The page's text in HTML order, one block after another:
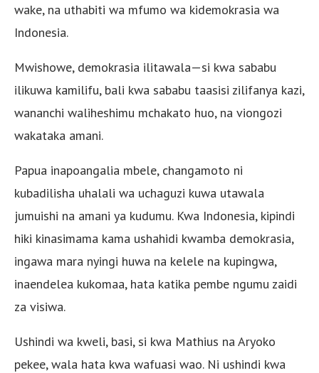
wake, na uthabiti wa mfumo wa kidemokrasia wa
Indonesia.
Mwishowe, demokrasia ilitawala—si kwa sababu
ilikuwa kamilifu, bali kwa sababu taasisi zilifanya kazi,
wananchi waliheshimu mchakato huo, na viongozi
wakataka amani.
Papua inapoangalia mbele, changamoto ni
kubadilisha uhalali wa uchaguzi kuwa utawala
jumuishi na amani ya kudumu. Kwa Indonesia, kipindi
hiki kinasimama kama ushahidi kwamba demokrasia,
ingawa mara nyingi huwa na kelele na kupingwa,
inaendelea kukomaa, hata katika pembe ngumu zaidi
za visiwa.
Ushindi wa kweli, basi, si kwa Mathius na Aryoko
pekee, wala hata kwa wafuasi wao. Ni ushindi kwa